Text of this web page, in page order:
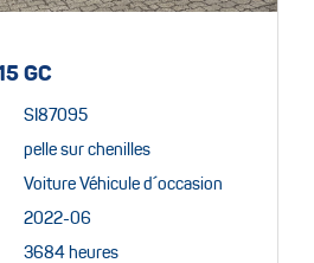
GC
SI87095
pelle sur chenilles
Voiture Véhicule d´occasion
2022-06
3684 heures